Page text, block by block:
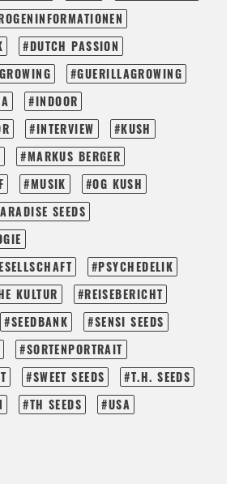
DUTCH PASSION
GROWING
GUERILLAGROWING
INDOOR
INTERVIEW
KUSH
MARKUS BERGER
MUSIK
OG KUSH
SEEDS
PSYCHEDELIK
KULTUR
REISEBERICHT
SEEDBANK
SENSI SEEDS
SORTENPORTRAIT
SWEET SEEDS
T.H. SEEDS
TH SEEDS USA